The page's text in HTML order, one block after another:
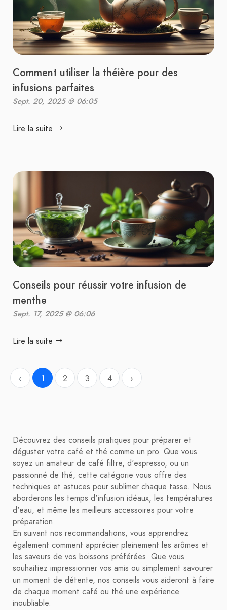
Comment utiliser la théière pour des
infusions parfaites
Sept. 20, 2025 @ 06:05
Lire la suite
Conseils pour réussir votre infusion de
menthe
Sept. 17, 2025 @ 06:06
Lire la suite
‹ 1 2 3 4 ›
Découvrez des conseils pratiques pour préparer et
déguster votre café et thé comme un pro. Que vous
soyez un amateur de café filtre, d'espresso, ou un
passionné de thé, cette catégorie vous offre des
techniques et astuces pour sublimer chaque tasse. Nous
aborderons les temps d'infusion idéaux, les températures
d'eau, et même les meilleurs accessoires pour votre
préparation.
En suivant nos recommandations, vous apprendrez
également comment apprécier pleinement les arômes et
les saveurs de vos boissons préférées. Que vous
souhaitiez impressionner vos amis ou simplement savourer
un moment de détente, nos conseils vous aideront à faire
de chaque moment café ou thé une expérience
inoubliable.